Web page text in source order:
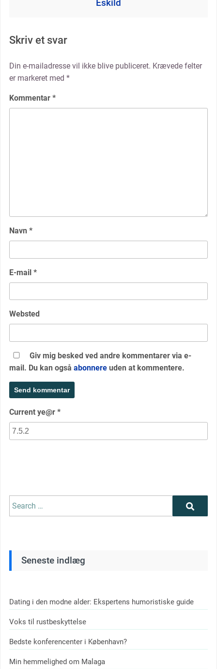
Eskild
Skriv et svar
Din e-mailadresse vil ikke blive publiceret. Krævede felter
er markeret med *
Kommentar *
Navn *
E-mail *
Websted
Giv mig besked ved andre kommentarer via e-
mail. Du kan også abonnereuden at kommentere.
Current ye@r *
Search
for:
Search
Seneste indlæg
Dating i den modne alder: Ekspertens humoristiske guide
Voks til rustbeskyttelse
Bedste konferencenter i København?
Min hemmelighed om Malaga